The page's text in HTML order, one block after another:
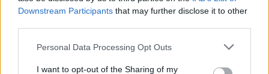
Downstream Participants that may further disclose it to other
Please note that this website/app uses one or more Google
not limited to your visit or usage behaviour. You may click to
Personal Data Processing Opt Outs
I want to opt-out of the Sharing of my